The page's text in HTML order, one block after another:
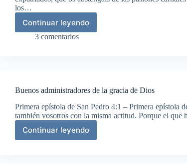
los…
Continuar leyendo
Vivid
como
3 comentarios
Buenos administradores de la gracia de Dios
Primera epístola de San Pedro 4:1 – Primera epístola
también vosotros con la misma actitud. Porque el
Continuar leyendo
Buenos